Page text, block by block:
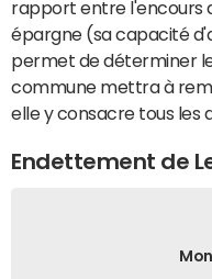
rapport entre l'encours
épargne (sa capacité
permet de déterminer
commune mettra à
elle y consacre tous les
Endettement de